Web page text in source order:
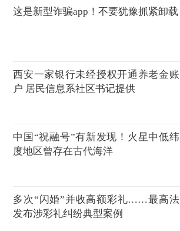
这是新型诈骗app！不要犹豫抓紧卸载
西安一家银行未经授权开通养老金账
户 居民信息系社区书记提供
中国“祝融号”有新发现！火星中低纬
度地区曾存在古代海洋
多次“闪婚”并收高额彩礼……最高法
发布涉彩礼纠纷典型案例